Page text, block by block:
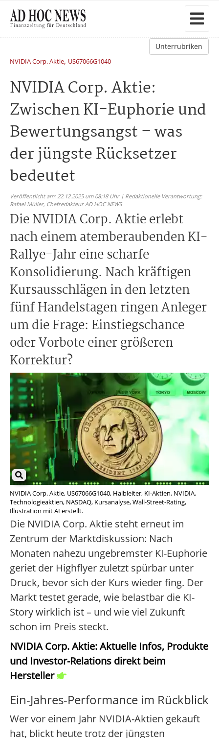
Unterrubriken
NVIDIA Corp. Aktie, US67066G1040
NVIDIA Corp. Aktie:
Zwischen KI-Euphorie und
Bewertungsangst – was
der jüngste Rücksetzer
bedeutet
Veröffentlicht am: 22.12.2025 um 08:18 Uhr | Redaktionelle Verantwortung:
Rafael Müller, Chefredakteur AD HOC NEWS
Die NVIDIA Corp. Aktie erlebt
nach einem atemberaubenden KI-
Rallye-Jahr eine scharfe
Konsolidierung. Nach kräftigen
Kursausschlägen in den letzten
fünf Handelstagen ringen Anleger
um die Frage: Einstiegschance
oder Vorbote einer größeren
Korrektur?
NVIDIA Corp. Aktie, US67066G1040, Halbleiter, KI-Aktien, NVIDIA,
Technologieaktien, NASDAQ, Kursanalyse, Wall-Street-Rating,
Illustration mit AI erstellt.
Die NVIDIA Corp. Aktie steht erneut im
Zentrum der Marktdiskussion: Nach
Monaten nahezu ungebremster KI-Euphorie
geriet der Highflyer zuletzt spürbar unter
Druck, bevor sich der Kurs wieder fing. Der
Markt testet gerade, wie belastbar die KI-
Story wirklich ist – und wie viel Zukunft
schon im Preis steckt.
NVIDIA Corp. Aktie: Aktuelle Infos, Produkte
und Investor-Relations direkt beim
Hersteller
Ein-Jahres-Performance im Rückblick
Wer vor einem Jahr NVIDIA-Aktien gekauft
hat, blickt heute trotz der jüngsten